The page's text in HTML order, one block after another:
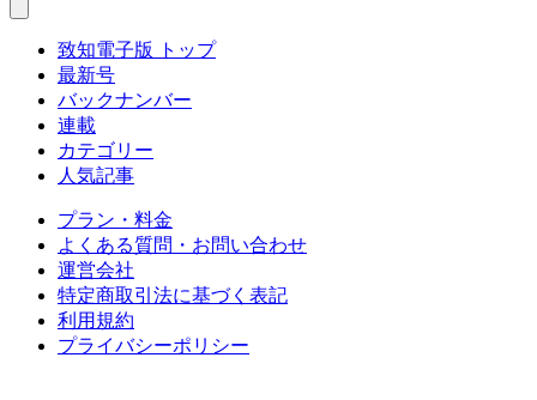
致知電子版 トップ
最新号
バックナンバー
連載
カテゴリー
人気記事
プラン・料金
よくある質問・お問い合わせ
運営会社
特定商取引法に基づく表記
利用規約
プライバシーポリシー